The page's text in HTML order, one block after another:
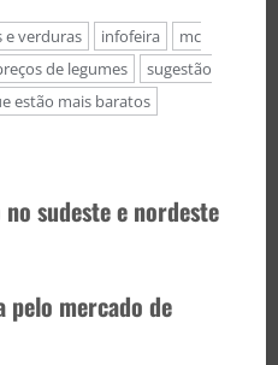
e verduras infofeira
mc
de legumes
sugestão
estão mais baratos
sudeste e nordeste
pelo mercado de